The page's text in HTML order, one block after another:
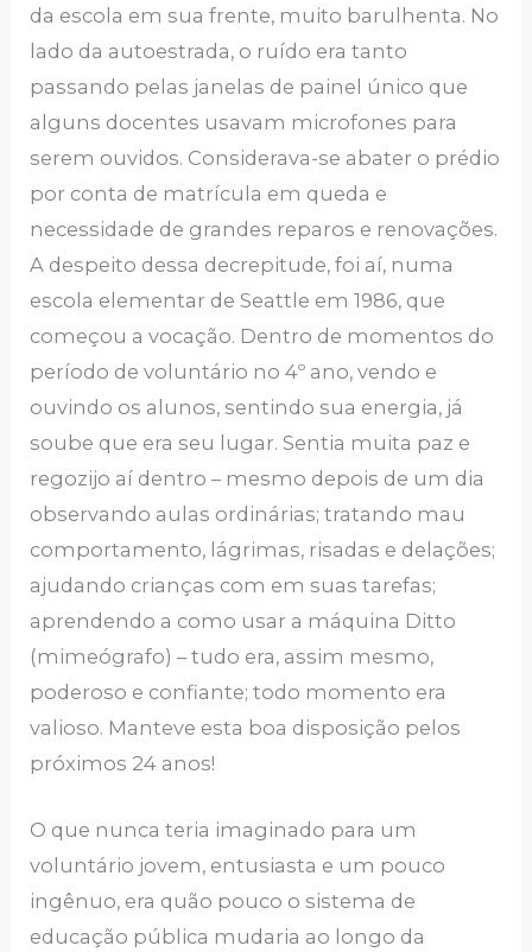
da escola em sua frente, muito barulhenta. No
lado da autoestrada, o ruído era tanto
passando pelas janelas de painel único que
alguns docentes usavam microfones para
serem ouvidos. Considerava-se abater o prédio
por conta de matrícula em queda e
necessidade de grandes reparos e renovações.
A despeito dessa decrepitude, foi aí, numa
escola elementar de Seattle em 1986, que
começou a vocação. Dentro de momentos do
período de voluntário no 4º ano, vendo e
ouvindo os alunos, sentindo sua energia, já
soube que era seu lugar. Sentia muita paz e
regozijo aí dentro – mesmo depois de um dia
observando aulas ordinárias; tratando mau
comportamento, lágrimas, risadas e delações;
ajudando crianças com em suas tarefas;
aprendendo a como usar a máquina Ditto
(mimeógrafo) – tudo era, assim mesmo,
poderoso e confiante; todo momento era
valioso. Manteve esta boa disposição pelos
próximos 24 anos!
O que nunca teria imaginado para um
voluntário jovem, entusiasta e um pouco
ingênuo, era quão pouco o sistema de
educação pública mudaria ao longo da